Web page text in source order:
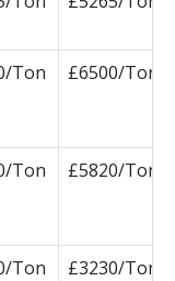
Ton £6500/Ton
Ton £5820/Ton
Ton £3230/Ton